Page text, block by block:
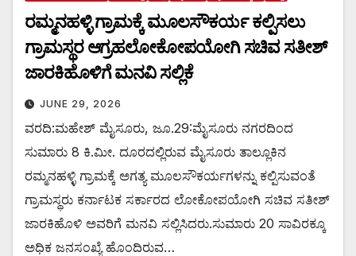
ರಮ್ಮನಹಳ್ಳಿ ಗ್ರಾಮಕ್ಕೆ ಮೂಲಸೌಕರ್ಯ ಕಲ್ಪಿಸಲು
ಗ್ರಾಮಸ್ಥರ ಆಗ್ರಹಲೋಕೋಪಯೋಗಿ ಸಚಿವ ಸತೀಶ್
ಜಾರಕಿಹೊಳಿಗೆ ಮನವಿ ಸಲ್ಲಿಕೆ
JUNE 29, 2026
ವರದಿ:ಮಹೇಶ್ ಮೈಸೂರು, ಜೂ.29:ಮೈಸೂರು ನಗರದಿಂದ
ಸುಮಾರು 8 ಕಿ.ಮೀ. ದೂರದಲ್ಲಿರುವ ಮೈಸೂರು ತಾಲ್ಲೂಕಿನ
ರಮ್ಮನಹಳ್ಳಿ ಗ್ರಾಮಕ್ಕೆ ಅಗತ್ಯ ಮೂಲಸೌಕರ್ಯಗಳನ್ನು ಕಲ್ಪಿಸುವಂತೆ
ಗ್ರಾಮಸ್ಥರು ಕರ್ನಾಟಕ ಸರ್ಕಾರದ ಲೋಕೋಪಯೋಗಿ ಸಚಿವ ಸತೀಶ್
ಜಾರಕಿಹೊಳಿ ಅವರಿಗೆ ಮನವಿ ಸಲ್ಲಿಸಿದರು.ಸುಮಾರು 20 ಸಾವಿರಕ್ಕೂ
ಅಧಿಕ ಜನಸಂಖ್ಯೆ ಹೊಂದಿರುವ…